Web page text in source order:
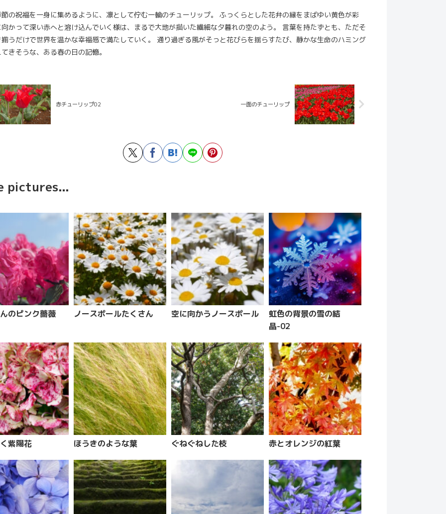
の祝福を一身に集めるように、凛として佇む一輪のチューリップ。 ふっくらとした花弁の縁をまばゆい黄色が彩
かって深い赤へと溶け込んでいく様は、まるで大地が描いた繊細な夕暮れの空のよう。 言葉を持たずとも、ただそ
うだけで世界を温かな幸福感で満たしていく。 通り過ぎる風がそっと花びらを揺らすたび、静かな生命のハミング
きそうな、ある春の日の記憶。
赤チューリップ02 一面のチューリップ
pictures...
のピンク薔薇 ノースポールたくさん 空に向かうノースポール
虹色の背景の雪の結
晶-02
紫陽花 ほうきのような葉 ぐねぐねした枝 赤とオレンジの紅葉